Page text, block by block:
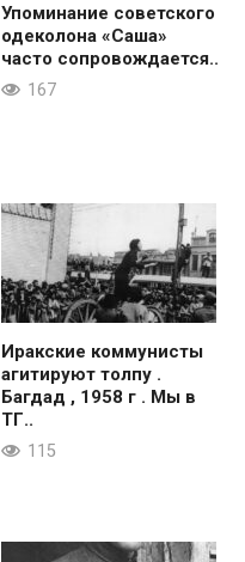
Упоминание советского
одеколона «Саша»
часто сопровождается..
167
Иракские коммунисты
агитируют толпу .
Багдад , 1958 г . Мы в
ТГ..
115